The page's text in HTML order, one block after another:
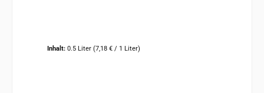
Inhalt: 0.5 Liter (7,18 € / 1 Liter)